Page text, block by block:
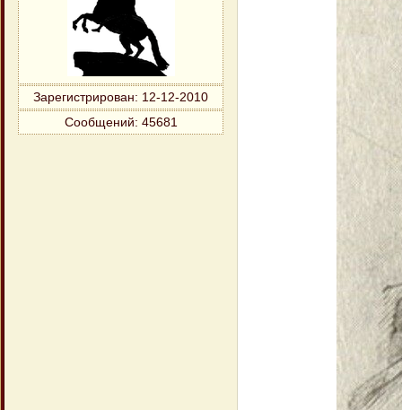
Зарегистрирован: 12-12-2010
Сообщений: 45681